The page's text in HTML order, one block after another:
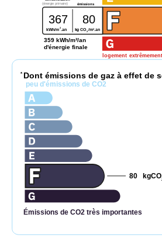
logement
émissions
(énergie primaire)
367 80
kWh/m 2 .an kg CO2/m2 .an
359 kWh/m²/an
d'énergie finale
* Dont émissions de gaz à effet de
peu d'émissions de CO2
Émissions de CO2 très importantes
kgCO
80